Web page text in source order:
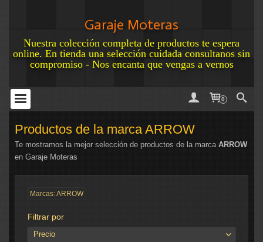
Garaje Moteras
Nuestra colección completa de productos te espera
online. En tienda una selección cuidada consultanos sin
compromiso - Nos encanta que vengas a vernos
0
Productos de la marca ARROW
Te mostramos la mejor selección de productos de la marca ARROW
en Garaje Moteras
Marcas: ARROW
Filtrar por
Precio